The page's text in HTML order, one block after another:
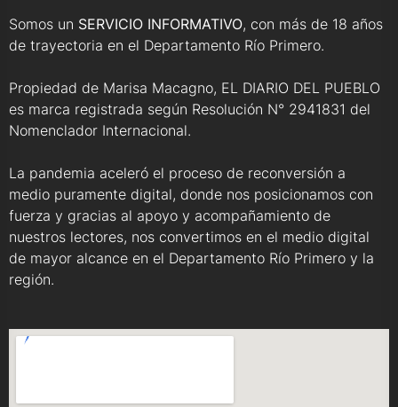
Somos un SERVICIO INFORMATIVO, con más de 18 años
de trayectoria en el Departamento Río Primero.
Propiedad de Marisa Macagno, EL DIARIO DEL PUEBLO
es marca registrada según Resolución N° 2941831 del
Nomenclador Internacional.
La pandemia aceleró el proceso de reconversión a
medio puramente digital, donde nos posicionamos con
fuerza y gracias al apoyo y acompañamiento de
nuestros lectores, nos convertimos en el medio digital
de mayor alcance en el Departamento Río Primero y la
región.